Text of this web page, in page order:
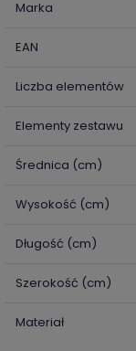
Marka
EAN
Liczba elementów
Elementy zestawu
Średnica (cm)
Wysokość (cm)
Długość (cm)
Szerokość (cm)
Materiał